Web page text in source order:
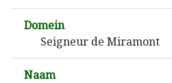
Domein
Seigneur de Miramont
Naam